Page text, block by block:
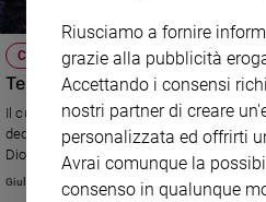
educazione
Genitori
e
figli
Nonni
Coppia
COLLANA
Testimoni della misericordia di
Il curatore della collana Eterna è la sua
dedicati alle più belle pagine che santi e
Dio
Giuliano Vigini
Riusciamo a fornire
grazie alla pubblicità
Accettando i consensi
nostri partner di creare
personalizzata ed offrirti
Avrai comunque la
consenso in qualunque